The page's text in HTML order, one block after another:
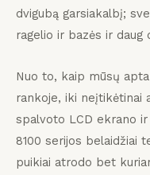
dvigubą garsiakalbį;
ragelio ir bazės ir daug
Nuo to, kaip mūsų
rankoje, iki neįtikėtinai
spalvoto LCD ekrano
8100 serijos belaidžiai
puikiai atrodo bet